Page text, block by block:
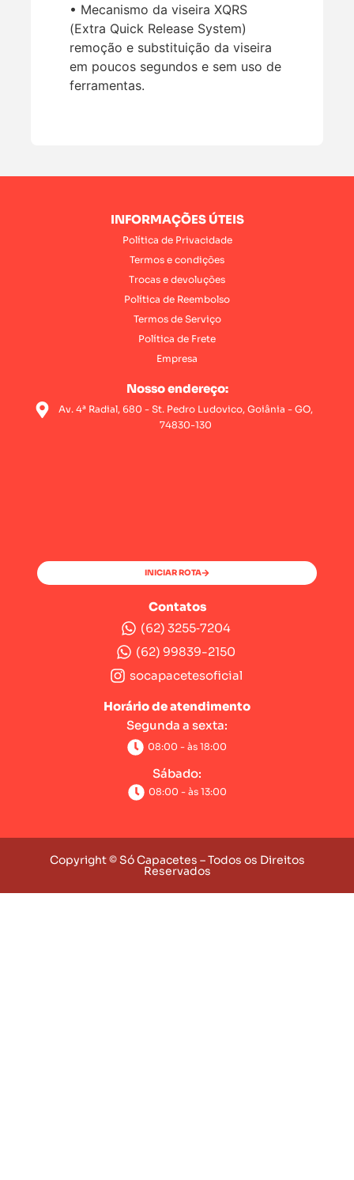
• Mecanismo da viseira XQRS
(Extra Quick Release System)
remoção e substituição da viseira
em poucos segundos e sem uso de
ferramentas.
INFORMAÇÕES ÚTEIS
Política de Privacidade
Termos e condições
Trocas e devoluções
Política de Reembolso
Termos de Serviço
Política de Frete
Empresa
Nosso endereço:
Av. 4ª Radial, 680 - St. Pedro Ludovico, Goiânia - GO,
74830-130
INICIAR ROTA
Contatos
(62) 3255‑7204‬
(62) 99839-2150
socapacetesoficial
Horário de atendimento
Segunda a sexta:
08:00 - às 18:00
Sábado:
08:00 - às 13:00
Copyright © Só Capacetes – Todos os Direitos
Reservados